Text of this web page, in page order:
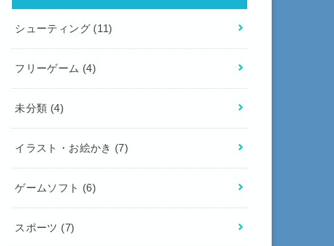
シューティング (11)
フリーゲーム (4)
未分類 (4)
イラスト・お絵かき (7)
ゲームソフト (6)
スポーツ (7)